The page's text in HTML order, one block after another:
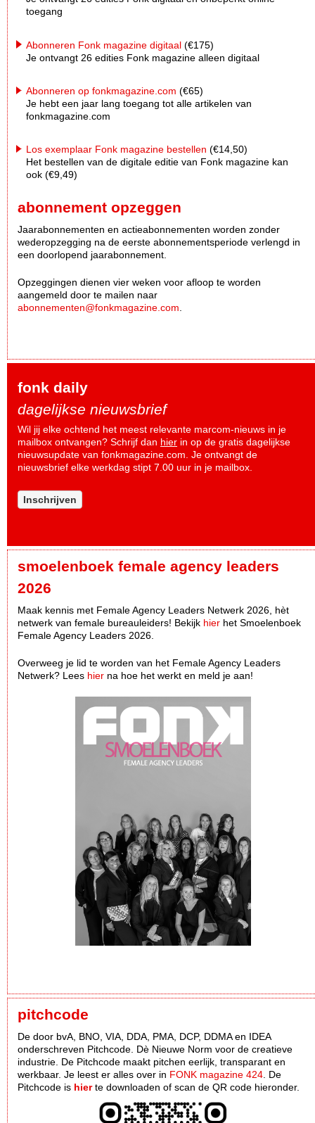
toegang
Abonneren Fonk magazine digitaal (€175)
Je ontvangt 26 edities Fonk magazine alleen digitaal
Abonneren op fonkmagazine.com (€65)
Je hebt een jaar lang toegang tot alle artikelen van
fonkmagazine.com
Los exemplaar Fonk magazine bestellen (€14,50)
Het bestellen van de digitale editie van Fonk magazine kan
ook (€9,49)
abonnement opzeggen
Jaarabonnementen en actieabonnementen worden zonder
wederopzegging na de eerste abonnementsperiode verlengd in
een doorlopend jaarabonnement.
Opzeggingen dienen vier weken voor afloop te worden
aangemeld door te mailen naar
abonnementen@fonkmagazine.com
fonk daily
dagelijkse nieuwsbrief
Wil jij elke ochtend het meest relevante marcom-nieuws in je
mailbox ontvangen? Schrijf dan hier in op de gratis dagelijkse
nieuwsupdate van fonkmagazine.com. Je ontvangt de
nieuwsbrief elke werkdag stipt 7.00 uur in je mailbox.
Inschrijven
smoelenboek female agency leaders
2026
Maak kennis met Female Agency Leaders Netwerk 2026, hèt
netwerk van female bureauleiders! Bekijk hier het Smoelenboek
Female Agency Leaders 2026.
Overweeg je lid te worden van het Female Agency Leaders
Netwerk? Lees hier na hoe het werkt en meld je aan!
pitchcode
De door bvA, BNO, VIA, DDA, PMA, DCP, DDMA en IDEA
onderschreven Pitchcode. Dè Nieuwe Norm voor de creatieve
industrie. De Pitchcode maakt pitchen eerlijk, transparant en
werkbaar. Je leest er alles over in FONK magazine 424 . De
Pitchcode is hierte downloaden of scan de QR code hieronder.